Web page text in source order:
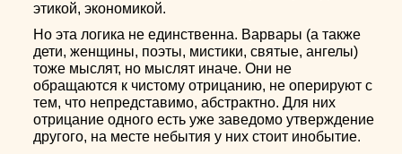
этикой, экономикой.
Но эта логика не единственна. Варвары (а также
дети, женщины, поэты, мистики, святые, ангелы)
тоже мыслят, но мыслят иначе. Они не
обращаются к чистому отрицанию, не оперируют с
тем, что непредставимо, абстрактно. Для них
отрицание одного есть уже заведомо утверждение
другого, на месте небытия у них стоит инобытие.